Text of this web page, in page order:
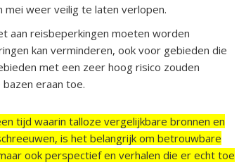
mei weer veilig te laten verlopen.
aan reisbeperkingen moeten worden
kan verminderen, ook voor gebieden die
met een zeer hoog risico zouden
eraan toe.
tijd waarin talloze vergelijkbare bronnen en
is het belangrijk om betrouwbare
ook perspectief en verhalen die er echt toe